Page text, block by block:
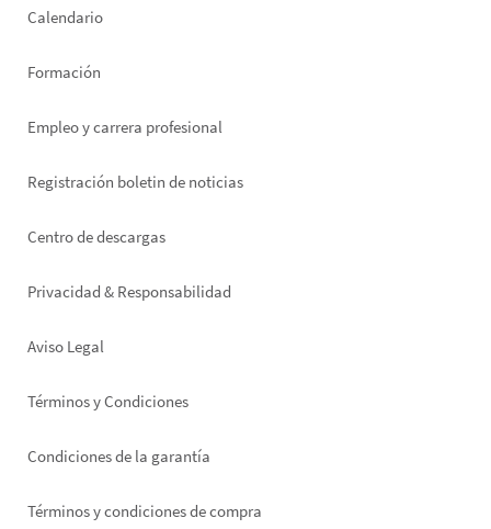
Calendario
Formación
Empleo y carrera profesional
Registración boletin de noticias
Footer
Centro de descargas
Privacidad & Responsabilidad
Aviso Legal
Términos y Condiciones
Condiciones de la garantía
Términos y condiciones de compra